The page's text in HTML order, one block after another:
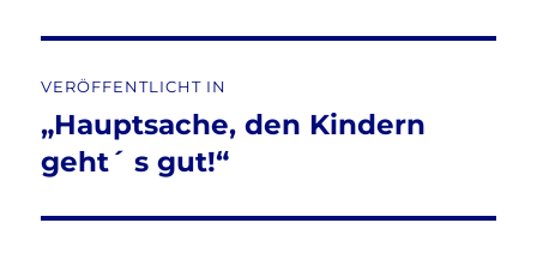
VERÖFFENTLICHT IN
„Hauptsache, den Kindern
geht´ s gut!“